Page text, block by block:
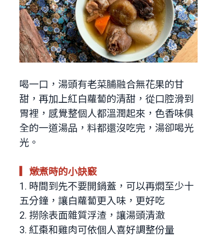
喝一口，湯頭有老菜脯融合無花果的甘
甜，再加上紅白蘿蔔的清甜，從口腔滑到
胃裡，感覺整個人都溫潤起來，色香味俱
全的一道湯品，料都還沒吃完，湯卻喝光
光。
▎燉煮時的小訣竅
1. 時間到先不要開鍋蓋，可以再燜至少十
五分鐘，讓白蘿蔔更入味，更好吃
2. 撈除表面雜質浮渣，讓湯頭清澈
3. 紅棗和雞肉可依個人喜好調整份量